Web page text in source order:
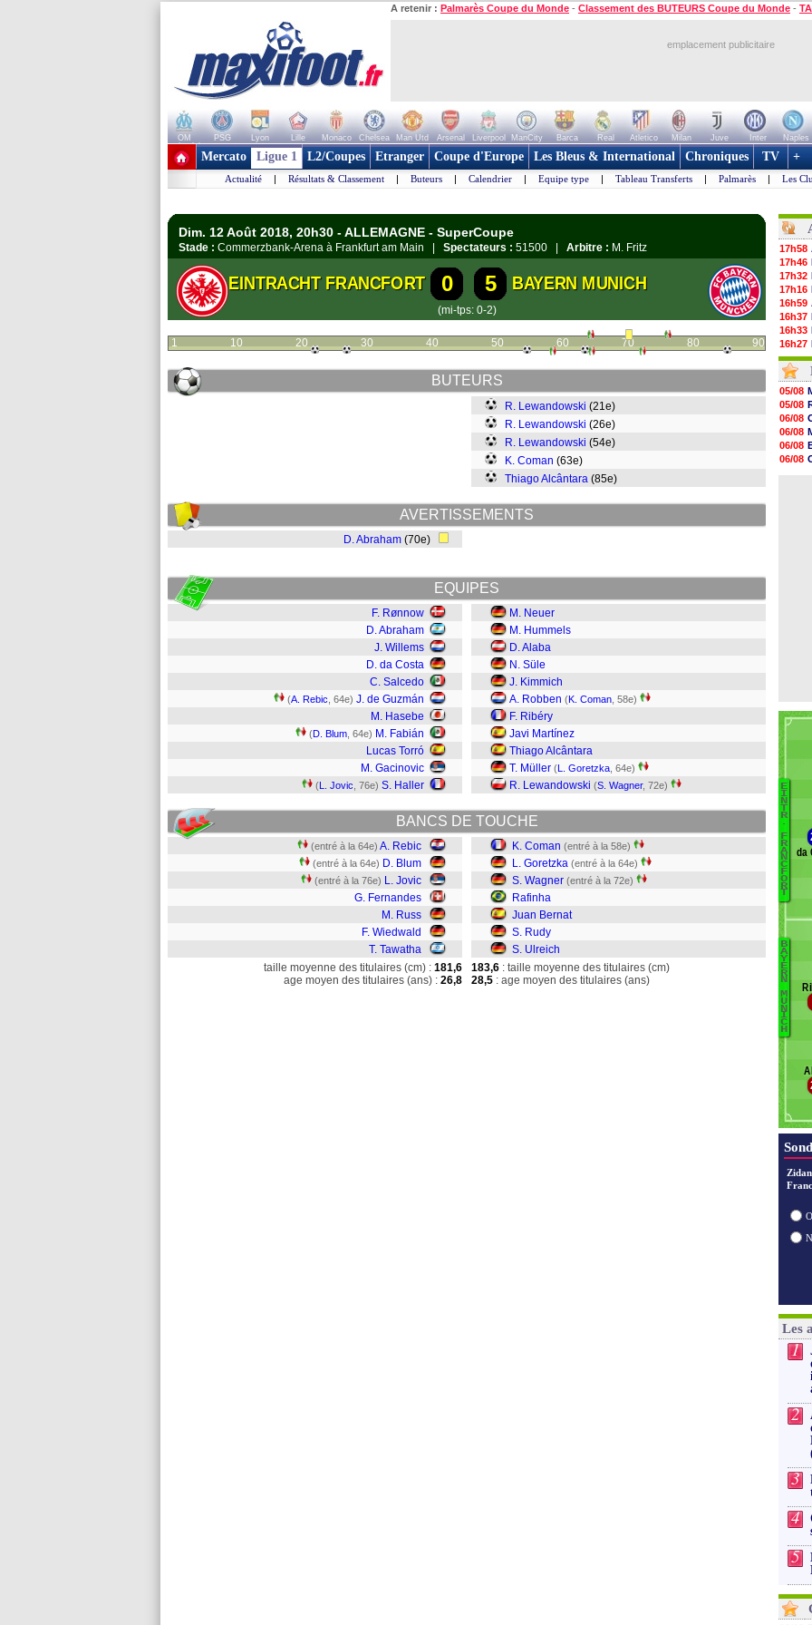
A retenir : Palmarès Coupe du Monde - Classement des BUTEURS Coupe du Monde -
emplacement publicitaire
OM PSG Lyon Lille Monaco Chelsea Man Utd Arsenal Liverpool ManCity Barca Real Atletico Milan Juve Inter Naples
+ de clubs
Mercato Ligue 1 L2/Coupes Etranger Coupe d'Europe Les Bleus & International Chroniques TV +
Actualité | Résultats & Classement | Buteurs | Calendrier | Equipe type | Tableau Transferts | Palmarès | Les
Dim. 12 Août 2018, 20h30 - ALLEMAGNE - SuperCoupe
Stade : Commerzbank-Arena à Frankfurt am Main | Spectateurs : 51500 | Arbitre : M. Fritz
EINTRACHT FRANCFORT 0 5 BAYERN MUNICH
(mi-tps: 0-2)
1 10 20 30 40 50 60 70 80 90
BUTEURS
R. Lewandowski (21e)
R. Lewandowski (26e)
R. Lewandowski (54e)
K. Coman (63e)
Thiago Alcântara (85e)
AVERTISSEMENTS
D. Abraham (70e)
EQUIPES
F. Rønnow
D. Abraham
J. Willems
D. da Costa
C. Salcedo
(A. Rebic , 64e) J. de Guzmán
M. Hasebe
(D. Blum , 64e) M. Fabián
Lucas Torró
M. Gacinovic
(L. Jovic , 76e) S. Haller
M. Neuer
M. Hummels
D. Alaba
N. Süle
J. Kimmich
A. Robben (K. Coman , 58e)
F. Ribéry
Javi Martínez
Thiago Alcântara
T. Müller (L. Goretzka , 64e)
R. Lewandowski (S. Wagner, 72e)
BANCS DE TOUCHE
(entré à la 64e) A. Rebic
(entré à la 64e) D. Blum
(entré à la 76e) L. Jovic
G. Fernandes
M. Russ
F. Wiedwald
T. Tawatha
K. Coman (entré à la 58e)
L. Goretzka (entré à la 64e)
S. Wagner (entré à la 72e)
Rafinha
Juan Bernat
S. Rudy
S. Ulreich
taille moyenne des titulaires (cm) : 181,6
age moyen des titulaires (ans) : 26,8
183,6 : taille moyenne des titulaires (cm)
28,5 : age moyen des titulaires (ans)
17h58
17h46
17h32
17h16
16h59
16h37
16h33
16h27
16h22
16h07
15h46
15h41
15h20
14h55
14h38
14h19
13h56
05/08
05/08
06/08
06/08
06/08
06/08
E
I
N
T
R
.
F
R
A
N
C
F
O
R
T
B
A
Y
E
R
N
M
U
N
I
C
H
da
Les
1
2
3
4
5